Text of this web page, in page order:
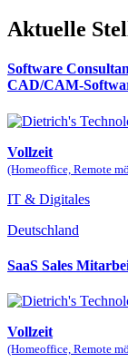
Aktuelle
Software
CAD/CAM-
Vollzeit
(Homeoffice, Remote
IT & Digitales
Deutschland
SaaS Sales
Vollzeit
(Homeoffice, Remote